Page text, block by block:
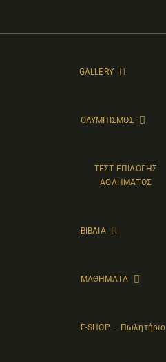
GALLERY
ΟΛΥΜΠΙΣΜΟΣ
ΤΕΣΤ ΕΠΙΛΟΓΗΣ
ΑΘΛΗΜΑΤΟΣ
ΒΙΒΛΙΑ
ΜΑΘΗΜΑΤΑ
E-SHOP – Πωλητήριο